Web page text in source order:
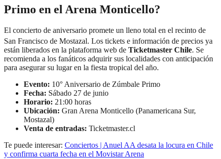
Primo en el Arena Monticello?
El concierto de aniversario promete un lleno total en el recinto de
San Francisco de Mostazal. Los tickets e información de precios ya
están liberados en la plataforma web de Ticketmaster Chile. Se
recomienda a los fanáticos adquirir sus localidades con anticipación
para asegurar su lugar en la fiesta tropical del año.
Evento: 10° Aniversario de Zúmbale Primo
Fecha: Sábado 27 de junio
Horario: 21:00 horas
Ubicación: Gran Arena Monticello (Panamericana Sur,
Mostazal)
Venta de entradas: Ticketmaster.cl
Te puede interesar: Conciertos | Anuel AA desata la locura en Chile
y confirma cuarta fecha en el Movistar Arena